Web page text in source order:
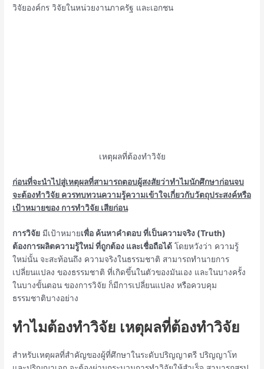
วิจัยองค์กร วิจัยในหน่วยงานภาครัฐ และเอกชน
เหตุผลที่ต้องทำวิจัย
ก่อนที่จะนำไปสู่เหตุผลที่สามารถตอบผู้สงสัยว่าทำไมนักศึกษาก่อนจบ
จะต้องทำวิจัย ควรทบทวนความรู้ความเข้าใจเกี่ยวกับวัตถุประสงค์หรือ
เป้าหมายของ การทำวิจัย เสียก่อน
การวิจัย มีเป้าหมายเพื่อ ค้นหาคำตอบ ที่เป็นความจริง (Truth)
ต้องการผลิตความรู้ใหม่ ที่ถูกต้อง และเชื่อถือได้ โดยหวังว่า ความรู้
ใหม่นั้น จะสะท้อนถึง ความจริงในธรรมชาติ สามารถทำนายการ
เปลี่ยนแปลง ของธรรมชาติ ที่เกิดขึ้นในตัวของมันเอง และในบางครั้ง
ในบางขั้นตอน ของการวิจัย ก็มีการเปลี่ยนแปลง หรือควบคุม
ธรรมชาติบางอย่าง
ทำไมต้องทำวิจัย เหตุผลที่ต้องทำวิจัย
สำหรับเหตุผลที่สำคัญของผู้ที่ศึกษาในระดับปริญญาตรี ปริญญาโท